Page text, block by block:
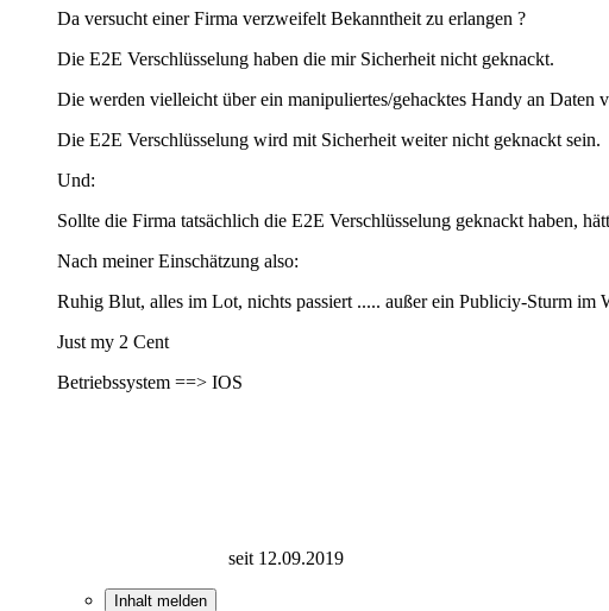
Da versucht einer Firma verzweifelt Bekanntheit zu erlangen ?
Die E2E Verschlüsselung haben die mir Sicherheit nicht geknackt.
Die werden vielleicht über ein manipuliertes/gehacktes Handy an Daten
Die E2E Verschlüsselung wird mit Sicherheit weiter nicht geknackt sein.
Und:
Sollte die Firma tatsächlich die E2E Verschlüsselung geknackt haben,
Nach meiner Einschätzung also:
Ruhig Blut, alles im Lot, nichts passiert ..... außer ein Publiciy-Sturm im
Just my 2 Cent
Betriebssystem ==> IOS
seit 12.09.2019
Inhalt melden